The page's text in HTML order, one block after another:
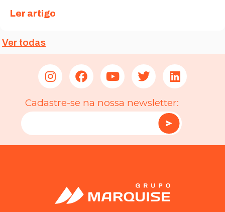
Ler artigo
Ver todas
Cadastre-se na nossa newsletter:
Experiência
Para que o
nosso site
melhor possível
durante a sua
visita. Se você
recusar esses